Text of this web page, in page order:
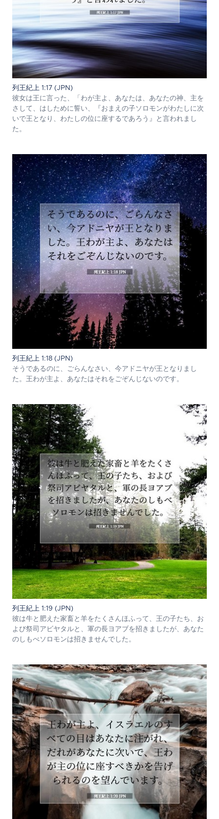
列王紀上 1:17 (JPN)
彼女は王に言った、「わが主よ、あなたは、あなたの神、主を
さして、はしために誓い、『おまえの子ソロモンがわたしに次
いで王となり、わたしの位に座するであろう』と言われまし
た。
列王紀上 1:18 (JPN)
そうであるのに、ごらんなさい、今アドニヤが王となりまし
た。王わが主よ、あなたはそれをごぞんじないのです。
列王紀上 1:19 (JPN)
彼は牛と肥えた家畜と羊をたくさんほふって、王の子たち、お
よび祭司アビヤタルと、軍の長ヨアブを招きましたが、あなた
のしもべソロモンは招きませんでした。